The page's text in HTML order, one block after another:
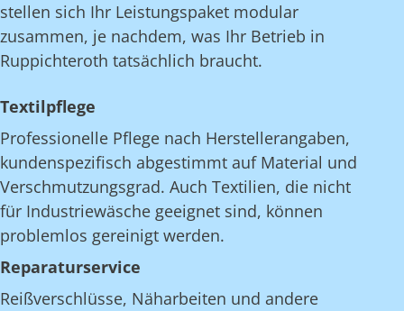
stellen sich Ihr Leistungspaket modular
zusammen, je nachdem, was Ihr Betrieb in
Ruppichteroth tatsächlich braucht.
Textilpflege
Professionelle Pflege nach Herstellerangaben,
kundenspezifisch abgestimmt auf Material und
Verschmutzungsgrad. Auch Textilien, die nicht
für Industriewäsche geeignet sind, können
problemlos gereinigt werden.
Reparaturservice
Reißverschlüsse, Näharbeiten und andere